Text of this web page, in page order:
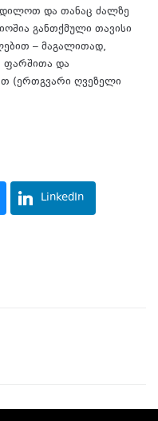
და თანაც ძალზე
განთქმული თავისი
– მაგალითად,
ფარშითა და
(ერთგვარი ღვეზელი
LinkedIn